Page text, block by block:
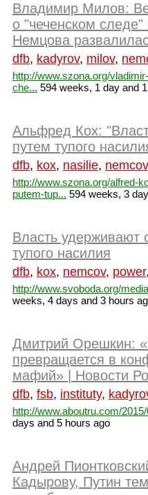
Владимир Милов:
о "чеченском следе"
Немцова
dfb, kadyrov, milov,
http://www.szona.org/
che... 594 weeks, 1 day and
Альфред Кох:
путем тупого
dfb, kox, nasilie, nemcov
http://www.szona.org/alfred-
putem-tup... 594 weeks, 3
Власть удерживают
тупого насилия
dfb, kox, nemcov, power,
http://www.svoboda.org/
weeks, 4 days and 3 hours
Дмитрий Орешкин:
превращается в
мафий» | Новости
dfb, fsb, instituty,
http://www.aboutru.com/
days and 5 hours ago
Андрей
Кадырову, Путин